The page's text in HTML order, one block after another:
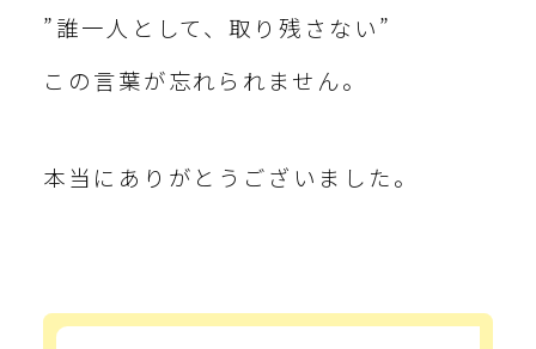
”誰一人として、取り残さない”
この言葉が忘れられません。
本当にありがとうございました。